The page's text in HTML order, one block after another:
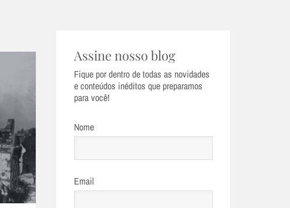
Assine nosso blog
Fique por dentro de todas as novidades
e conteúdos inéditos que preparamos
para você!
Nome
Email